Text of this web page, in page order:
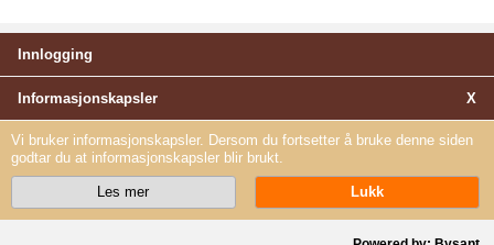
Innlogging
Informasjonskapsler X
Vi bruker informasjonskapsler. Dersom du fortsetter å bruke denne siden
godtar du at informasjonskapsler blir brukt.